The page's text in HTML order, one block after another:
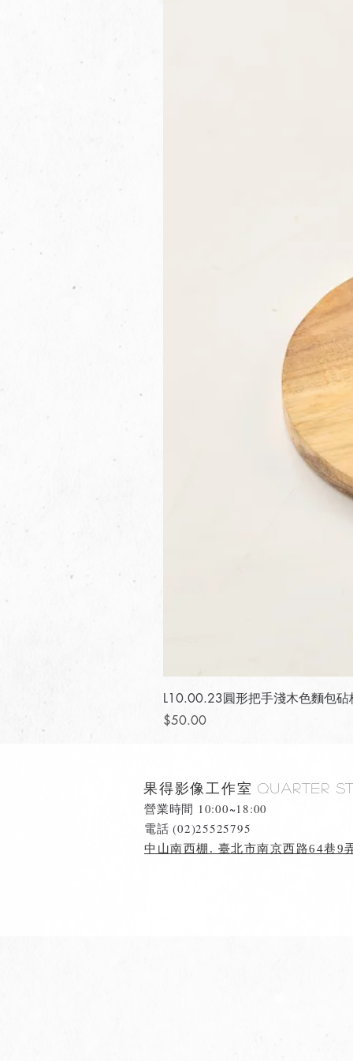
L10.00.23圓形把手淺木色麵包砧
價格
$50.00
果得影像工作室Quarter
營業時間 10:00~18:00
​電話 (02)25525795
中山南西棚. 臺北市南京西路64巷9